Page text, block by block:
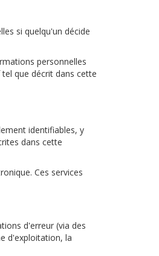
si quelqu'un décide
personnelles
que décrit dans cette
identifiables, y
dans cette
Ces services
d'erreur (via des
d'exploitation, la